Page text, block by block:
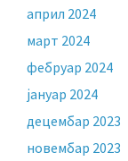
април 2024
март 2024
фебруар 2024
јануар 2024
децембар 2023
новембар 2023